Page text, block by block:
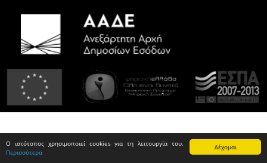
Δέχομαι
Ο ιστότοπος χρησιμοποιεί cookies για τη λειτουργία του.
Περισσότερα